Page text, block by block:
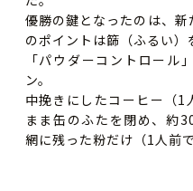
優勝の鍵となったのは、
のポイントは篩（ふるい）
「パウダーコントロール
ン。
中挽きにしたコーヒー（
まま缶のふたを閉め、約
網に残った粉だけ（1人前